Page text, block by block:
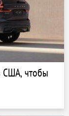
США, чтобы